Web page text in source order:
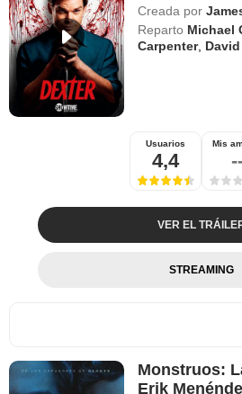
Creada por
Reparto Michael
Carpenter,
Usuarios
4,4
Mis
VER EL
STREAMING
Monstruos:
Erik